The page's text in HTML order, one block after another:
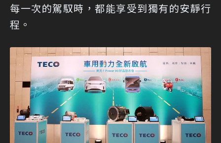
每一次的駕馭時，都能享受到獨有的安靜行
程。